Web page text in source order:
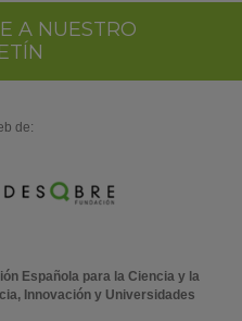
A NUESTRO
de:
Española para la Ciencia y la
Innovación y Universidades